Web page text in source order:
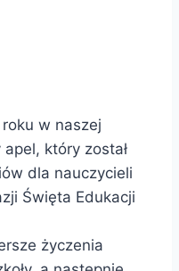
w naszej
który został
dla nauczycieli
Święta Edukacji
życzenia